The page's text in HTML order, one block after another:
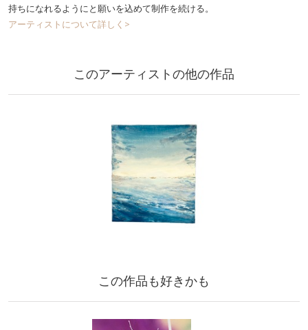
持ちになれるようにと願いを込めて制作を続ける。
アーティストについて詳しく>
このアーティストの他の作品
この作品も好きかも